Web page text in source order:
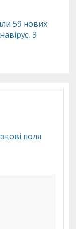
59 нових
3
поля